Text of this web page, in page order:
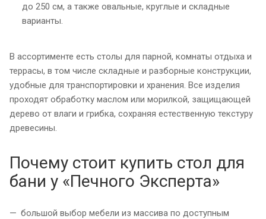
до 250 см, а также овальные, круглые и складные
варианты.
В ассортименте есть столы для парной, комнаты отдыха и
террасы, в том числе складные и разборные конструкции,
удобные для транспортировки и хранения. Все изделия
проходят обработку маслом или морилкой, защищающей
дерево от влаги и грибка, сохраняя естественную текстуру
древесины.
Почему стоит купить стол для
бани у «Печного Эксперта»
большой выбор мебели из массива по доступным